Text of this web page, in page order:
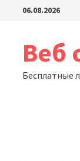
Перейти
содержимому
06.08.2026
Веб
Бесплатные